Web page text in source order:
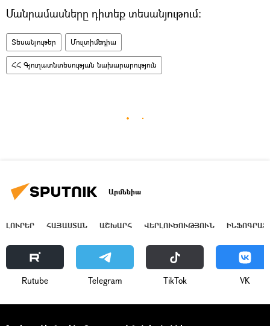
Մանրամասները դիտեք տեսանյութում։
Տեսանյութեր Մուլտիմեդիա
ՀՀ Գյուղատնտեսության նախարարություն
Արմենիա
ԼՈՒՐԵՐ ՀԱՅԱՍՏԱՆ ԱՇԽԱՐՀ ՎԵՐԼՈՒԾՈՒԹՅՈՒՆ
Rutube Telegram ТikТоk VK